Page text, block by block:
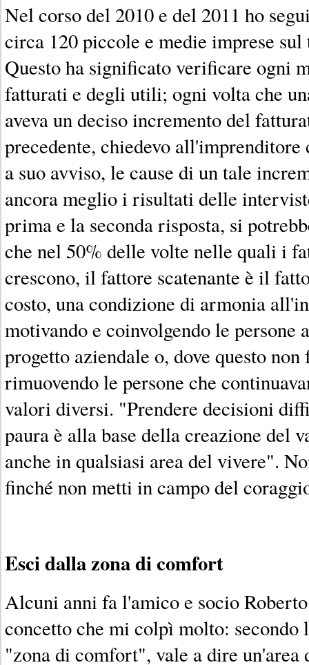
Nel corso del 2010 e del 2011 ho
circa 120 piccole e medie imprese
Questo ha significato verificare ogni
fatturati e degli utili; ogni volta che
aveva un deciso incremento del
precedente, chiedevo
a suo avviso, le cause di un tale
ancora meglio i risultati delle
prima e la seconda risposta, si
che nel 50% delle volte nelle quali i
crescono, il fattore scatenante è il
costo, una condizione di armonia
motivando e coinvolgendo le persone
progetto aziendale o, dove questo non
rimuovendo le persone che
valori diversi. "Prendere decisioni
paura è alla base della creazione del
anche in qualsiasi area del vivere".
finché non metti in campo del
Esci dalla zona di comfort
Alcuni anni fa l'amico e socio
concetto che mi colpì molto: secondo
"zona di comfort", vale a dire un'area